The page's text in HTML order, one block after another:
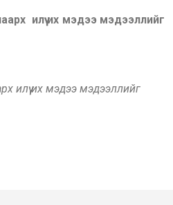
илүү их мэдээ мэдээллийг
илүү их мэдээ мэдээллийг